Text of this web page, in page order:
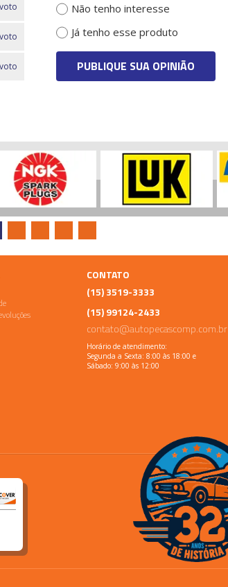
Não tenho interesse
Já tenho esse produto
PUBLIQUE SUA OPINIÃO
CONTATO
(15) 3519-3333
(15) 99124-2433
contato@autopecascomp.com.br
Horário de atendimento:
Segunda a Sexta: 8:00 às 18:00 e
Sábado: 9:00 às 12:00